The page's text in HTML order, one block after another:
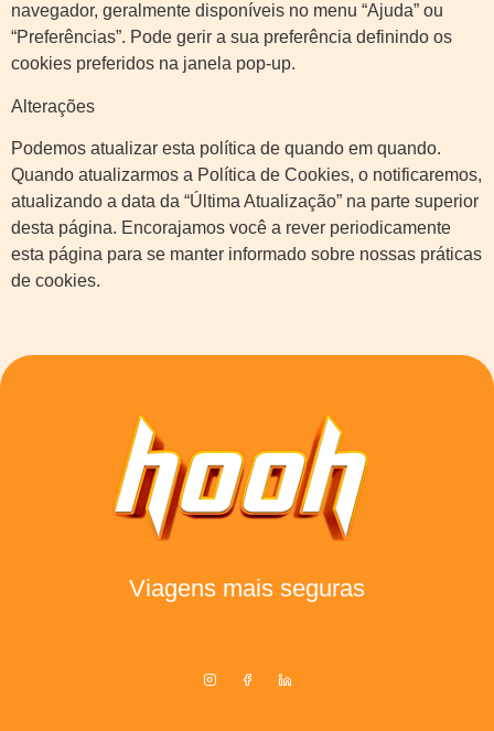
navegador, geralmente disponíveis no menu “Ajuda” ou
“Preferências”. Pode gerir a sua preferência definindo os
cookies preferidos na janela pop-up.
Alterações
Podemos atualizar esta política de quando em quando.
Quando atualizarmos a Política de Cookies, o notificaremos,
atualizando a data da “Última Atualização” na parte superior
desta página. Encorajamos você a rever periodicamente
esta página para se manter informado sobre nossas práticas
de cookies.
Viagens mais seguras